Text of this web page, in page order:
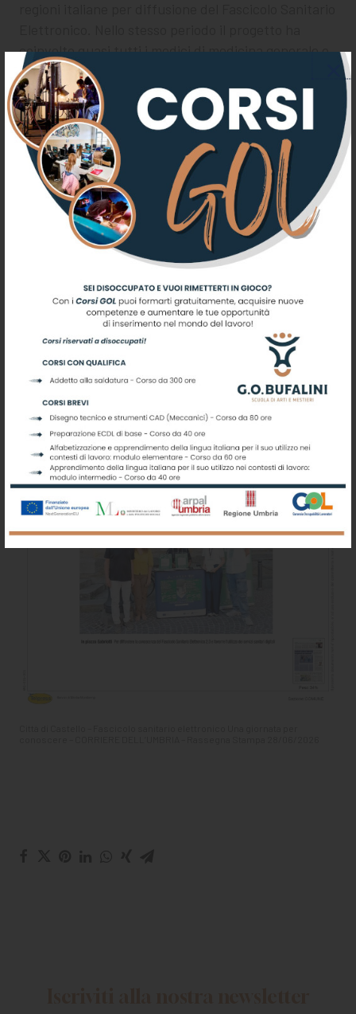
coinvolto quasi tutti i medici di medicina generale e
ha raggiunto un livello di alimentazione
documentale superiore al 95%. L’attività di
sensibilizzazione è proseguita nelle scorse
settimane anche nei principali presidi sanitari e
nelle farmacie dell’Alta Valle del Tevere,
confermando l’impegno della Regione e dei
facilitatori digitali nel promuovere una sanità
sempre più digitale, accessibile e vicina alle
esigenze delle persone.